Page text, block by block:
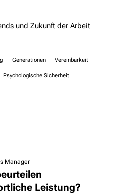
und Zukunft der Arbeit
Generationen Vereinbarkeit
Psychologische Sicherheit
Manager
Leistung?